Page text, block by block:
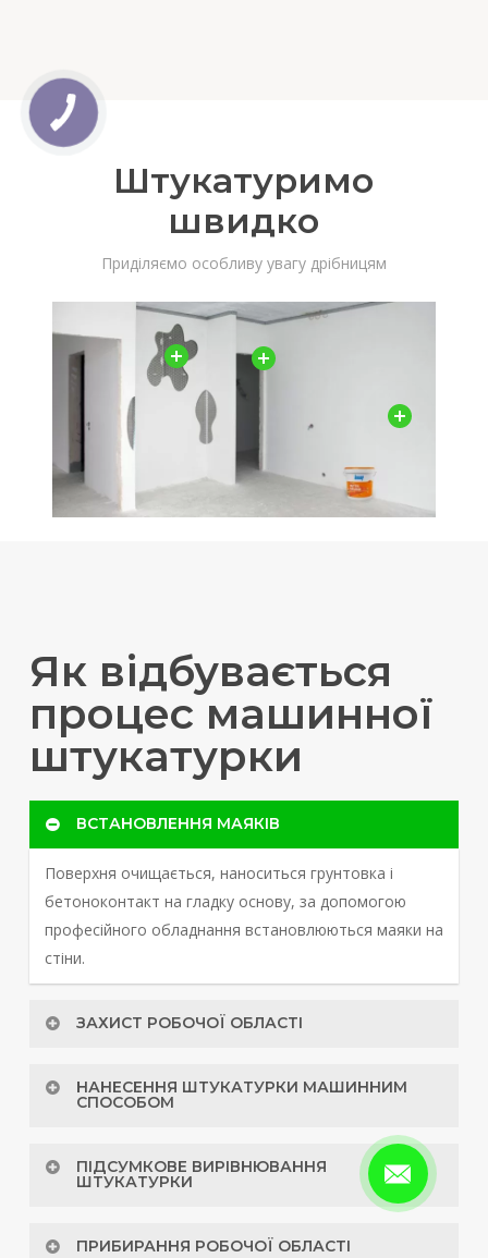
Штукатуримо
швидко
Приділяємо особливу увагу дрібницям
Як відбувається
процес машинної
штукатурки
ВСТАНОВЛЕННЯ МАЯКІВ
Поверхня очищається, наноситься грунтовка і
бетоноконтакт на гладку основу, за допомогою
професійного обладнання встановлюються маяки на
стіни.
ЗАХИСТ РОБОЧОЇ ОБЛАСТІ
забруднення вікна, вентиляція та інші крихкі
НАНЕСЕННЯ ШТУКАТУРКИ МАШИННИМ
СПОСОБОМ
Штукатурна станція підключається і налаштовується
під потреби об’єкта. Після налаштування наноситься
ПІДСУМКОВЕ ВИРІВНЮВАННЯ
ШТУКАТУРКИ
ПРИБИРАННЯ РОБОЧОЇ ОБЛАСТІ